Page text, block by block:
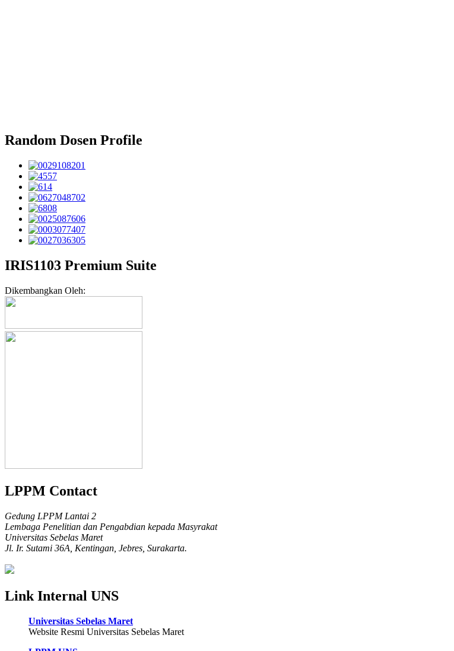
Random Dosen Profile
IRIS1103 Premium Suite
Dikembangkan Oleh:
LPPM Contact
Gedung LPPM Lantai 2
Lembaga Penelitian dan Pengabdian kepada Masyrakat
Universitas Sebelas Maret
Jl. Ir. Sutami 36A, Kentingan, Jebres, Surakarta.
Link Internal UNS
Universitas Sebelas Maret
Website Resmi Universitas Sebelas Maret